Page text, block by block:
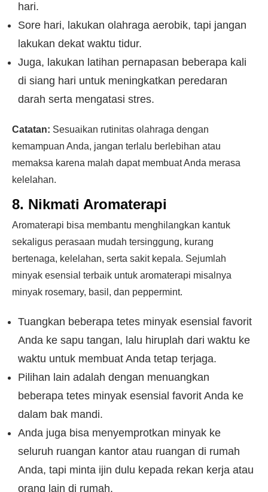
hari.
Sore hari, lakukan olahraga aerobik, tapi jangan
lakukan dekat waktu tidur.
Juga, lakukan latihan pernapasan beberapa kali
di siang hari untuk meningkatkan peredaran
darah serta mengatasi stres.
Catatan: Sesuaikan rutinitas olahraga dengan
kemampuan Anda, jangan terlalu berlebihan atau
memaksa karena malah dapat membuat Anda merasa
kelelahan.
8. Nikmati Aromaterapi
Aromaterapi bisa membantu menghilangkan kantuk
sekaligus perasaan mudah tersinggung, kurang
bertenaga, kelelahan, serta sakit kepala. Sejumlah
minyak esensial terbaik untuk aromaterapi misalnya
minyak rosemary, basil, dan peppermint.
Tuangkan beberapa tetes minyak esensial favorit
Anda ke sapu tangan, lalu hiruplah dari waktu ke
waktu untuk membuat Anda tetap terjaga.
Pilihan lain adalah dengan menuangkan
beberapa tetes minyak esensial favorit Anda ke
dalam bak mandi.
Anda juga bisa menyemprotkan minyak ke
seluruh ruangan kantor atau ruangan di rumah
Anda, tapi minta ijin dulu kepada rekan kerja atau
orang lain di rumah.